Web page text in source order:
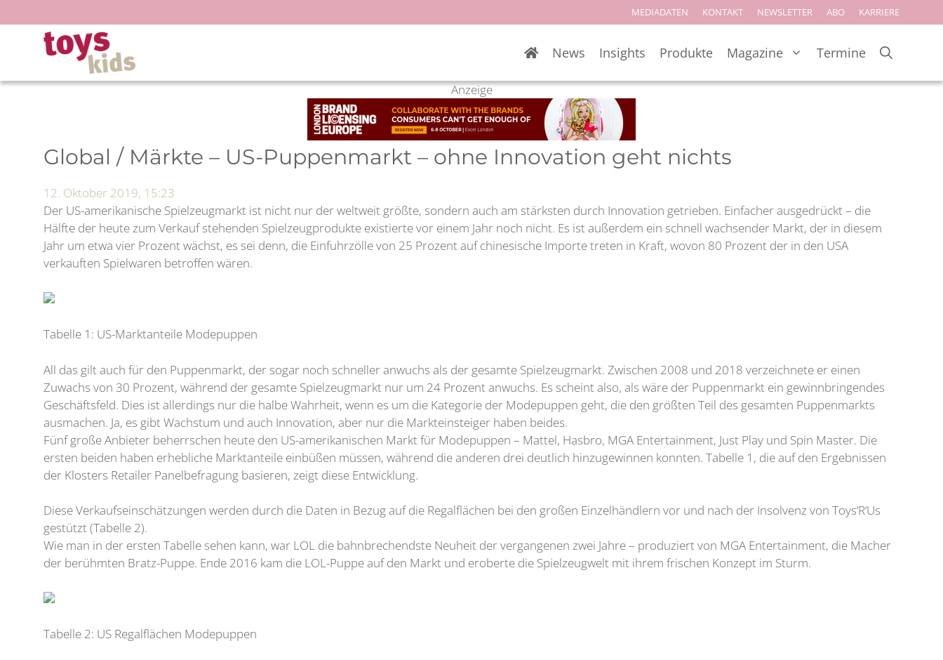
Inhalt
springen
MEDIADATEN KONTAKT NEWSLETTER ABO KARRIERE
News Insights Produkte Magazine Termine
Anzeige
Global / Märkte – US-Puppenmarkt – ohne Innovation geht nichts
12. Oktober 2019, 15:23
Der US-amerikanische Spielzeugmarkt ist nicht nur der weltweit größte, sondern auch am stärksten durch Innovation getrieben. Einfacher ausgedrückt – die
Hälfte der heute zum Verkauf stehenden Spielzeugprodukte existierte vor einem Jahr noch nicht. Es ist außerdem ein schnell wachsender Markt, der in diesem
Jahr um etwa vier Prozent wächst, es sei denn, die Einfuhrzölle von 25 Prozent auf chinesische Importe treten in Kraft, wovon 80 Prozent der in den USA
verkauften Spielwaren betroffen wären.
Tabelle 1: US-Marktanteile Modepuppen
All das gilt auch für den Puppenmarkt, der sogar noch schneller anwuchs als der gesamte Spielzeugmarkt. Zwischen 2008 und 2018 verzeichnete er einen
Zuwachs von 30 Prozent, während der gesamte Spielzeugmarkt nur um 24 Prozent anwuchs. Es scheint also, als wäre der Puppenmarkt ein gewinnbringendes
Geschäftsfeld. Dies ist allerdings nur die halbe Wahrheit, wenn es um die Kategorie der Modepuppen geht, die den größten Teil des gesamten Puppenmarkts
ausmachen. Ja, es gibt Wachstum und auch Innovation, aber nur die Markteinsteiger haben beides.
Fünf große Anbieter beherrschen heute den US-amerikanischen Markt für Modepuppen – Mattel, Hasbro, MGA Entertainment, Just Play und Spin Master. Die
ersten beiden haben erhebliche Marktanteile einbüßen müssen, während die anderen drei deutlich hinzugewinnen konnten. Tabelle 1, die auf den Ergebnissen
der Klosters Retailer Panelbefragung basieren, zeigt diese Entwicklung.
Diese Verkaufseinschätzungen werden durch die Daten in Bezug auf die Regalflächen bei den großen Einzelhändlern vor und nach der Insolvenz von Toys‘R‘Us
gestützt (Tabelle 2).
Wie man in der ersten Tabelle sehen kann, war LOL die bahnbrechendste Neuheit der vergangenen zwei Jahre – produziert von MGA Entertainment, die Macher
der berühmten Bratz-Puppe. Ende 2016 kam die LOL-Puppe auf den Markt und eroberte die Spielzeugwelt mit ihrem frischen Konzept im Sturm.
Tabelle 2: US Regalflächen Modepuppen